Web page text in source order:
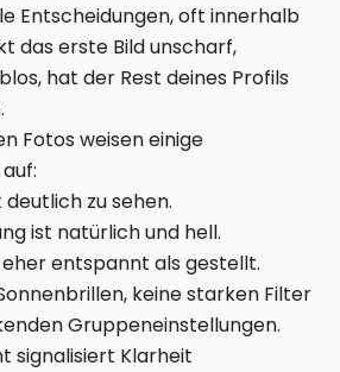
Entscheidungen, oft innerhalb
das erste Bild unscharf,
hat der Rest deines Profils
Fotos weisen einige
zu sehen.
ist natürlich und hell.
eher entspannt als gestellt.
keine starken Filter
Gruppeneinstellungen.
signalisiert Klarheit